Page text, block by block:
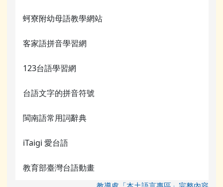
蚵寮附幼母語教學網站
客家語拼音學習網
123台語學習網
台語文字的拼音符號
閩南語常用詞辭典
iTaigi 愛台語
教育部臺灣台語動畫